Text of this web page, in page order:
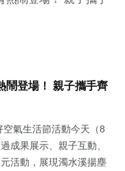
鬧登場！ 親子攜手齊
空氣生活節活動今天（8
成果展示、親子互動、
活動，展現濁水溪揚塵